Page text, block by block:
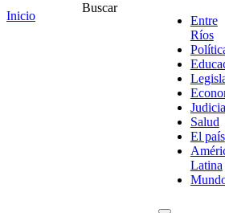
Inicio
Buscar
Entre
Ríos
Salud
El país
Latina